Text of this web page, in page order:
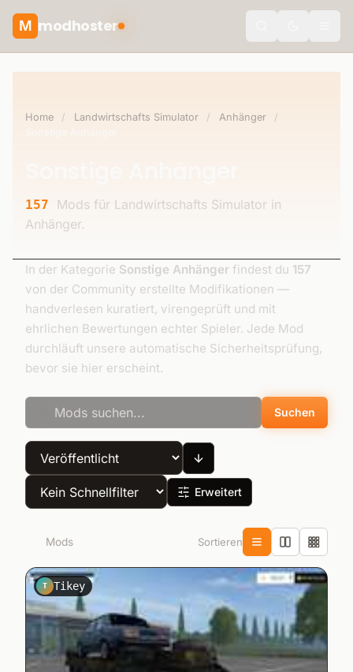
M modhoster
Home / Landwirtschafts Simulator / Anhänger
/
157
Mods für Landwirtschafts Simulator in
Anhänger.
In der Kategorie Sonstige Anhänger findest du 157
von der Community erstellte Modifikationen —
handverlesen kuratiert, virengeprüft und mit
ehrlichen Bewertungen echter Spieler. Jede Mod
durchläuft unsere automatische Sicherheitsprüfung,
bevor sie hier erscheint.
Suchen
Erweitert
Mods Sortieren
T Tikey